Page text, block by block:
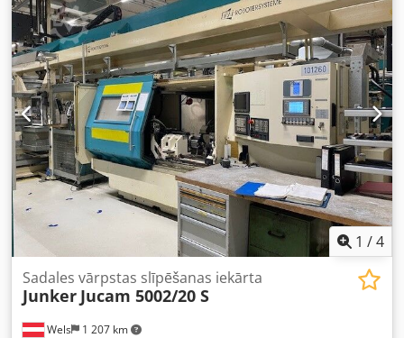
starppārdošanu; spēkā ir tikai mūsu vispārējie
tirdzniecības un pārdošanas noteikumi. Par mums vairāk
nekā 400 pašu iekārtu noliktavā vairāk nekā 15 000 m²
noliktavas platības, tilta celtņa celtspēja 70 t
Dodpfsyqtubox Aixeck vairāk nekā 10 000 piederumu
vienību Jūsu darbnīcai Ja vēlaties pārdot iekārtas,
ražošanas līnijas vai visu uzņēmumu, sazinieties ar mums.
Vairāk piedāvājumu atradīsiet mūsu mājaslapā. Apskates ir
iespējamas pēc vienošanās. Mēs priecāsimies par Jūsu
apmeklējumu. Jūsu Markus Hirsch komanda
1 /4
Wels 1 207 km
Sadales vārpstas slīpēšanas iekārta
Junker Jucam 5002/20 S